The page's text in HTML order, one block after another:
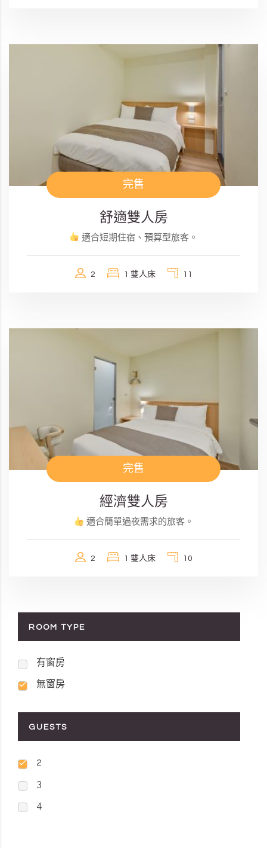
完售
舒適雙人房
適合短期住宿、預算型旅客。
2 1 雙人床 11
完售
經濟雙人房
適合簡單過夜需求的旅客。
2 1 雙人床 10
ROOM TYPE
有窗房
無窗房
GUESTS
2
3
4